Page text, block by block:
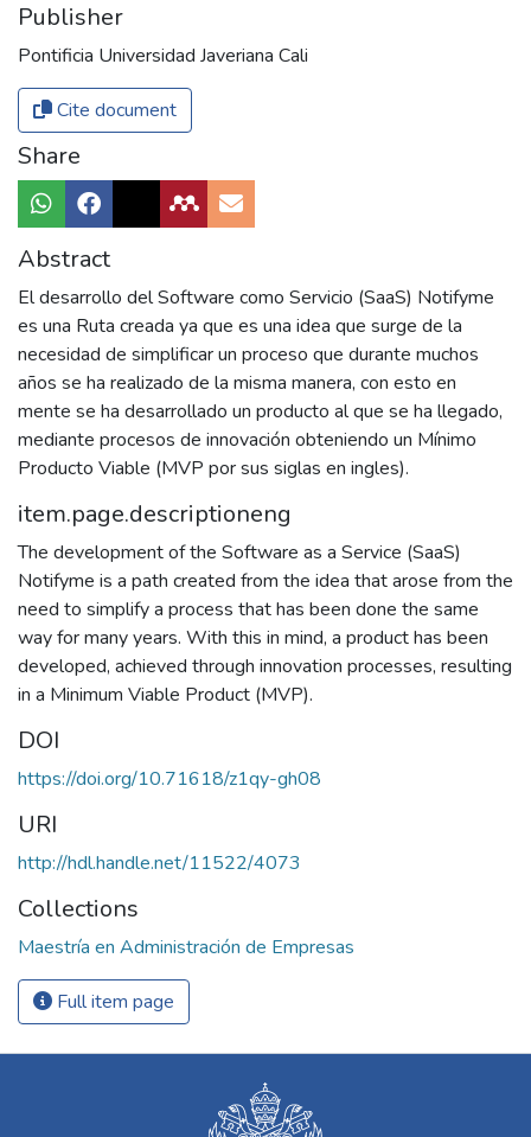
Publisher
Pontificia Universidad Javeriana Cali
Cite document
Share
Abstract
El desarrollo del Software como Servicio (SaaS) Notifyme
es una Ruta creada ya que es una idea que surge de la
necesidad de simplificar un proceso que durante muchos
años se ha realizado de la misma manera, con esto en
mente se ha desarrollado un producto al que se ha llegado,
mediante procesos de innovación obteniendo un Mínimo
Producto Viable (MVP por sus siglas en ingles).
item.page.descriptioneng
The development of the Software as a Service (SaaS)
Notifyme is a path created from the idea that arose from the
need to simplify a process that has been done the same
way for many years. With this in mind, a product has been
developed, achieved through innovation processes, resulting
in a Minimum Viable Product (MVP).
DOI
https://doi.org/10.71618/z1qy-gh08
URI
http://hdl.handle.net/11522/4073
Collections
Maestría en Administración de Empresas
Full item page